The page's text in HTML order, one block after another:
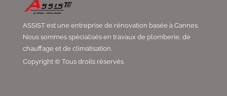
ASSIST est une entreprise de rénovation basée à Cannes.
Nous sommes spécialisés en travaux de plomberie, de
chauffage et de climatisation.
Copyright © Tous droits réservés